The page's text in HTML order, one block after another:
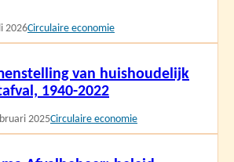
2026Circulaire economie
van huishoudelijk
1940-2022
2025Circulaire economie